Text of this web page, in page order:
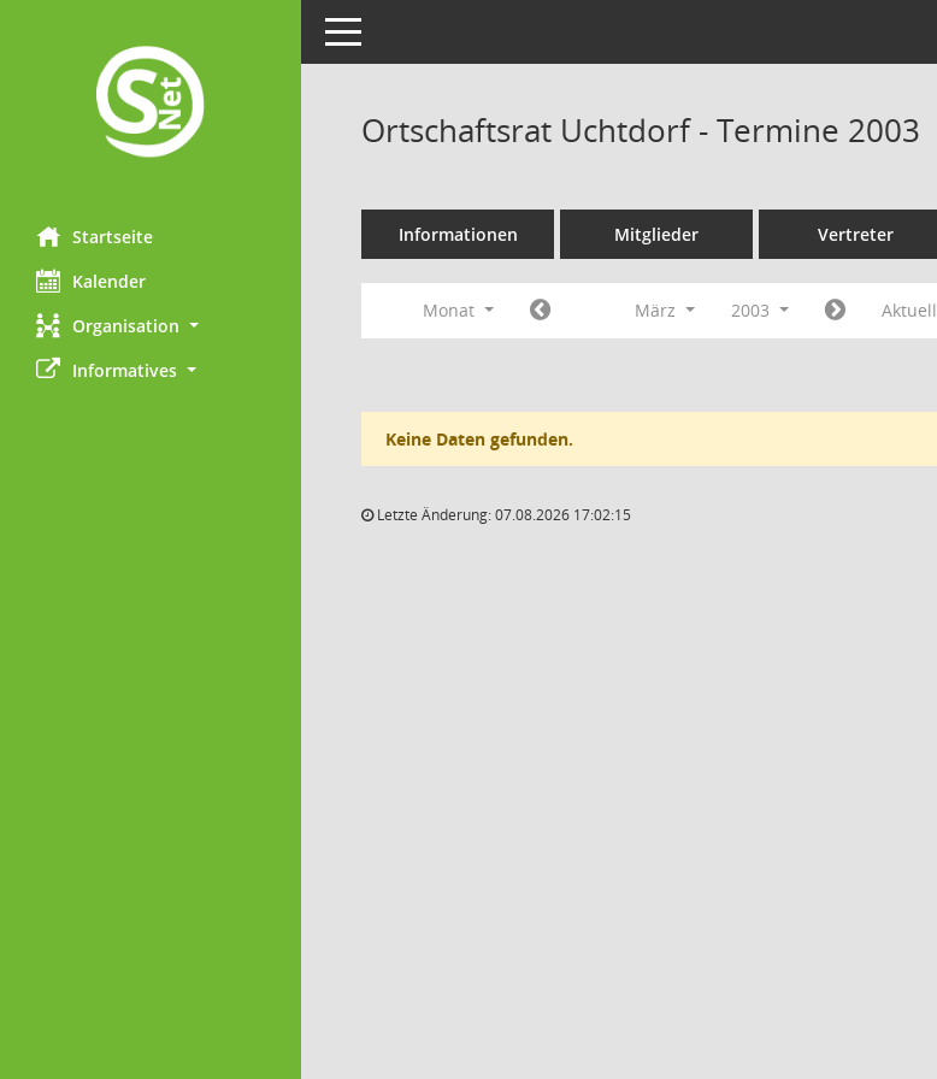
Startseite
Kalender
Organisation
Informatives
Toggle navigation
Ortschaftsrat Uchtdorf - Termine 2003
Informationen Mitglieder Vertreter
Monat März 2003 Aktuell
Keine Daten gefunden.
Letzte Änderung: 07.08.2026 17:02:15